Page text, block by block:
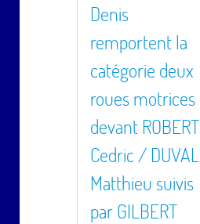
Denis
remportent la
catégorie deux
roues motrices
devant ROBERT
Cedric / DUVAL
Matthieu suivis
par GILBERT